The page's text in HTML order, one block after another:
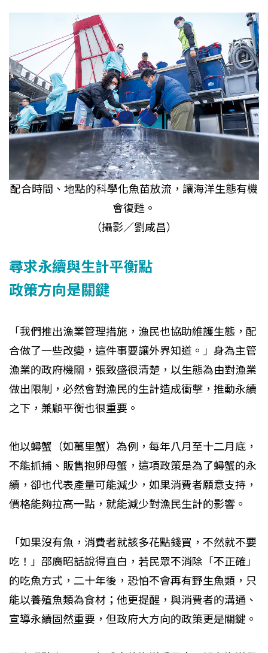
配合時間、地點的科學化魚苗放流，讓海洋生態有機
會復甦。
（攝影／劉咸昌）
尋求永續與生計平衡點
政策方向是關鍵
「我們推出漁業管理措施，漁民也協助維護生態，配
合做了一些改變，這件事要讓外界知道。」身為主管
漁業的政府機關，張致盛很清楚，以生態為由對漁業
做出限制，必然會對漁民的生計造成衝擊，推動永續
之下，兼顧平衡也很重要。
他以蟳蟹（如萬里蟹）為例，每年八月至十二月底，
不能抓捕、販售抱卵母蟹，這項政策是為了蟳蟹的永
續，卻也代表產量可能減少，如果消費者願意支持，
價格能夠拉高一點，就能減少對漁民生計的影響。
「如果沒有魚，消費者就該多花點錢買，不然就不要
吃！」邵廣昭話說得直白，若民眾不消除「不正確」
的吃魚方式，二十年後，恐怕不會再有野生魚類，只
能以養殖魚類為食材；他更提醒，與消費者的溝通、
宣導永續固然重要，但政府大方向的政策更是關鍵。